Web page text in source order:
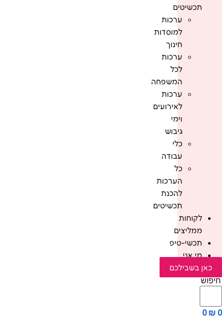
תכשיטים
ערכות
למוסדות
חינוך
ערכות
לכל
המשפחה
ערכות
לאירועים
וימי
גיבוש
כלי
עבודה
כל
הערכות
להכנת
תכשיטים
לקוחות
ממליצים
תכשי-טיפ
מי אני
כאן בשבילכם
חיפוש
₪ 0
0